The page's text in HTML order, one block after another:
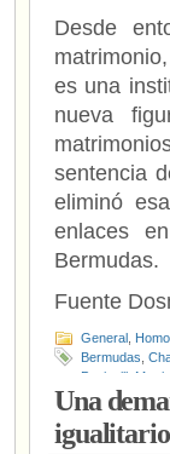
Desde
es una
nueva
sentencia
eliminó
enlaces
Bermudas.
Fuente
General
Bermudas
Pettingill
Una